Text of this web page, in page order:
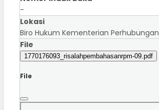
-
Lokasi
Biro Hukum Kementerian Perhubungan
File
1770176093_risalahpembahasanrpm-09.pdf
File